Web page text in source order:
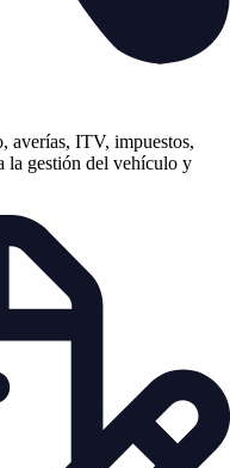
averías, ITV, impuestos,
la gestión del vehículo y